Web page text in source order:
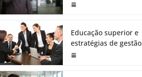
Educação superior e
estratégias de gestão